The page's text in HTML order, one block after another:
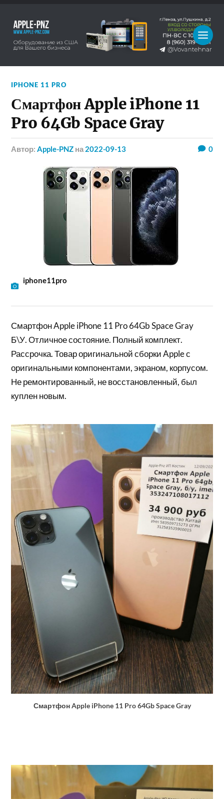
IPHONE 11 PRO
Смартфон Apple iPhone 11
Pro 64Gb Space Gray
Автор:Apple-PNZ на 2022-09-13 0
iphone11pro
Смартфон Apple iPhone 11 Pro 64Gb Space Gray
Б\У. Отличное состояние. Полный комплект.
Рассрочка. Товар оригинальной сборки Apple с
оригинальными компонентами, экраном, корпусом.
Не ремонтированный, не восстановленный, был
куплен новым.
Смартфон Apple iPhone 11 Pro 64Gb Space Gray